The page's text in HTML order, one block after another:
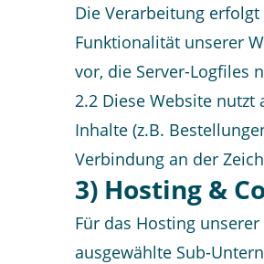
Die Verarbeitung
Funktionalität unserer
vor, die Server-Logfiles
2.2 Diese Website
Inhalte (z.B.
Verbindung an der
3) Hosting &
Für das Hosting
ausgewählte Sub-